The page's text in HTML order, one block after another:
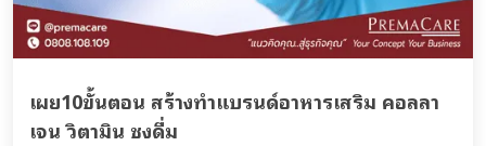
เผย10ขั้นตอน สร้างทำแบรนด์อาหารเสริม คอลลา
เจน วิตามิน ชงดื่ม